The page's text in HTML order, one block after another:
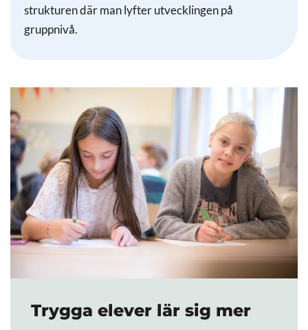
strukturen där man lyfter utvecklingen på
gruppnivå.
Trygga elever lär sig mer